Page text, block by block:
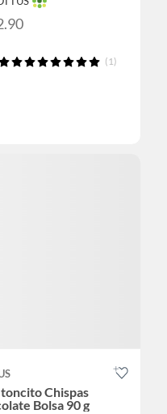
(1)
Chispas
Bolsa 90 g